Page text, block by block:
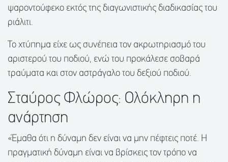
ψαροντούφεκο εκτός της διαγωνιστικής διαδικασίας του
ριάλιτι.
Το χτύπημα είχε ως συνέπεια τον ακρωτηριασμό του
αριστερού του ποδιού, ενώ του προκάλεσε σοβαρά
τραύματα και στον αστράγαλο του δεξιού ποδιού.
Σταύρος Φλώρος: Ολόκληρη η
ανάρτηση
«Έμαθα ότι η δύναμη δεν είναι να μην πέφτεις ποτέ. Η
πραγματική δύναμη είναι να βρίσκεις τον τρόπο να